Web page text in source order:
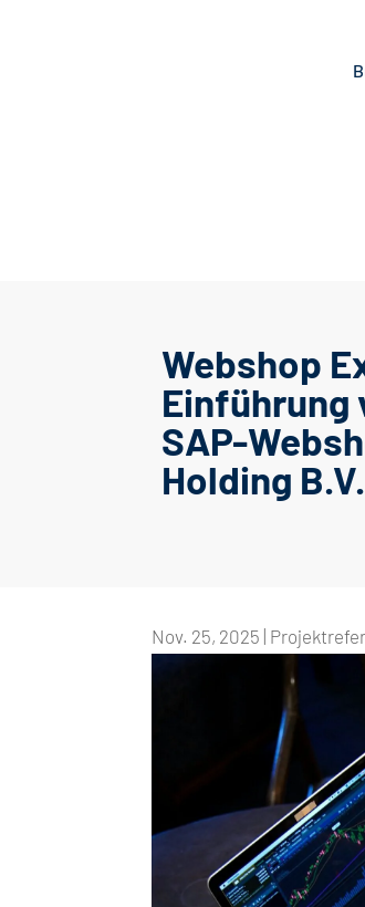
Webshop
Einführung
SAP-
Holding B.V.
Nov. 25, 2025 |